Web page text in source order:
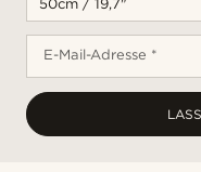
E-Mail-Adresse *